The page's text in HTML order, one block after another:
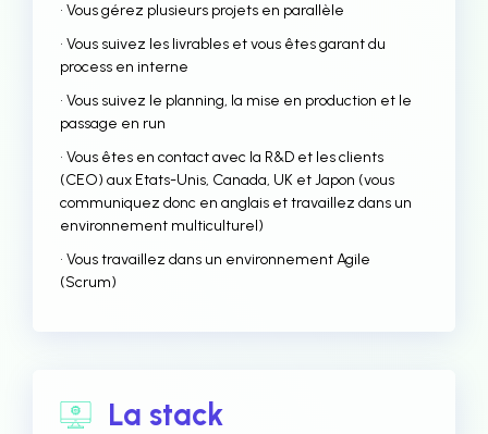
• Vous gérez plusieurs projets en parallèle
• Vous suivez les livrables et vous êtes garant du
process en interne
• Vous suivez le planning, la mise en production et le
passage en run
• Vous êtes en contact avec la R&D et les clients
(CEO) aux Etats-Unis, Canada, UK et Japon (vous
communiquez donc en anglais et travaillez dans un
environnement multiculturel)
• Vous travaillez dans un environnement Agile
(Scrum)
La stack